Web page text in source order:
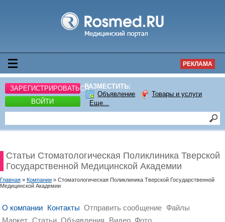
РЕКЛАМА
ЗАРЕГИСТРИРОВАТЬСЯ
ВОЙТИ
РАЗМЕСТИТЬ:
Объявление
Товары и услуги
Еще...
Статьи Стоматологическая Поликлиника Тверской
Государственной Медицинской Академии
Главная » Компании » Стоматологическая Поликлиника Тверской Государственной
Медицинской Академии
О компании Контакты Отправить сообщение Файлы
Маркет Статьи Объявления Видео Фото